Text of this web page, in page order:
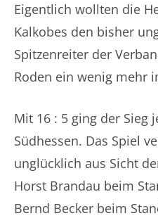
Eigentlich wollten die
Kalkobes den bisher
Spitzenreiter der
Roden ein wenig mehr
Mit 16 : 5 ging der Sieg
Südhessen. Das Spiel
unglücklich aus Sicht
Horst Brandau beim
Bernd Becker beim